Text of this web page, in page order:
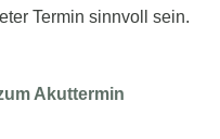
Termin sinnvoll sein.
Akuttermin